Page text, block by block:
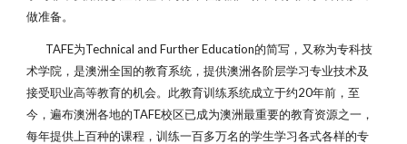
做准备。
TAFE为Technical and Further Education的简写，又称为专科技
术学院，是澳洲全国的教育系统，提供澳洲各阶层学习专业技术及
接受职业高等教育的机会。此教育训练系统成立于约20年前，至
今，遍布澳洲各地的TAFE校区已成为澳洲最重要的教育资源之一，
每年提供上百种的课程，训练一百多万名的学生学习各式各样的专